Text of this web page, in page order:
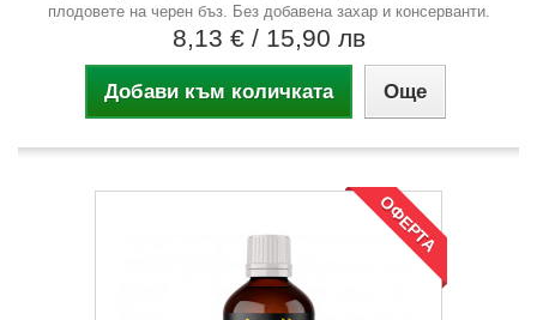
плодовете на черен бъз. Без добавена захар и консерванти.
8,13 € / 15,90 лв
Добави към количката Още
ОФЕРТА